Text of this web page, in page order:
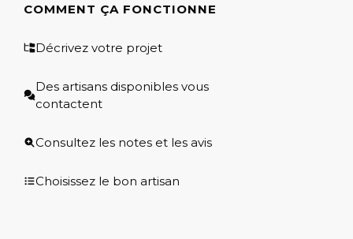
COMMENT ÇA FONCTIONNE
Décrivez votre projet
Des artisans disponibles vous
contactent
Consultez les notes et les avis
Choisissez le bon artisan